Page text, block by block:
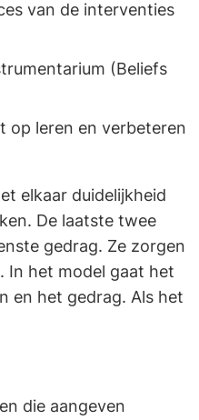
van de interventies
(Beliefs
op leren en verbeteren
elkaar duidelijkheid
De laatste twee
gedrag. Ze zorgen
In het model gaat het
en het gedrag. Als het
die aangeven